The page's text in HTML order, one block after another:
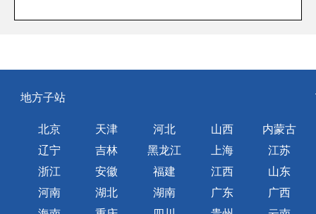
地方子站
北京 天津 河北 山西
内蒙古
辽宁
吉林 黑龙江 上海
江苏
浙江
安徽 福建 江西
山东
河南
湖北 湖南 广东
广西